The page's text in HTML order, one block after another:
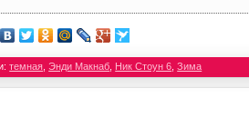
темная ,Энди Макнаб Ник Стоун 6 ,Зима